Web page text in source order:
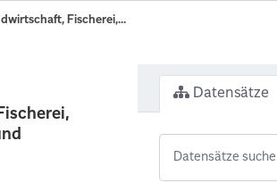
Fischerei,...
Datensätze